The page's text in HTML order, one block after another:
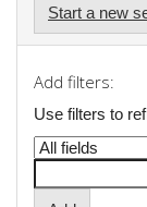
Start a new
Add filters:
Use filters to